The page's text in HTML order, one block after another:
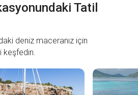
Tatil
deniz maceranız için
keşfedin.